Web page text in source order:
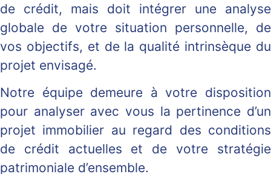
de crédit, mais doit intégrer une analyse
globale de votre situation personnelle, de
vos objectifs, et de la qualité intrinsèque du
projet envisagé.
Notre équipe demeure à votre disposition
pour analyser avec vous la pertinence d’un
projet immobilier au regard des conditions
de crédit actuelles et de votre stratégie
patrimoniale d’ensemble.